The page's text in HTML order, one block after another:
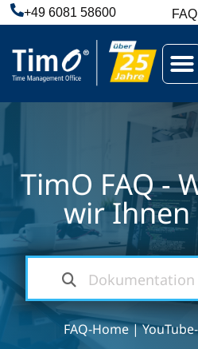
+49 6081 58600 FAQ
TimO FAQ -
wir Ihnen
FAQ-Home|